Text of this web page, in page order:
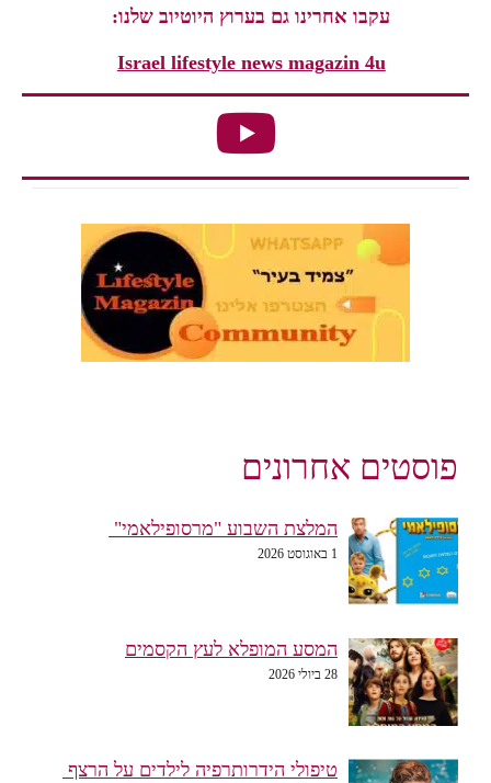
עקבו אחרינו גם בערוץ היוטיוב שלנו:
Israel lifestyle news magazin 4u
פוסטים אחרונים
המלצת השבוע "מרסופילאמי"
1 באוגוסט 2026
המסע המופלא לעץ הקסמים
28 ביולי 2026
טיפולי הידרותרפיה לילדים על הרצף